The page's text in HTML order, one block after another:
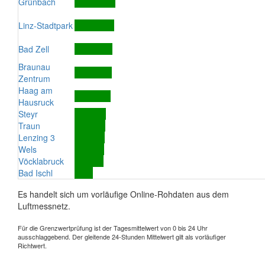
Linz-Stadtpark
Bad Zell
Braunau
Zentrum
Haag am
Hausruck
Steyr
Traun
Lenzing 3
Wels
Vöcklabruck
Bad Ischl
Es handelt sich um vorläufige Online-Rohdaten aus dem
Luftmessnetz.
Für die Grenzwertprüfung ist der Tagesmittelwert von 0 bis 24 Uhr
ausschlaggebend. Der gleitende 24-Stunden Mittelwert gilt als vorläufiger
Richtwert.